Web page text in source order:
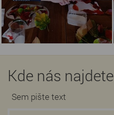
Kde nás najdete
Sem pište text